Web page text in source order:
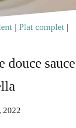
| Plat complet |
douce sauce
2022